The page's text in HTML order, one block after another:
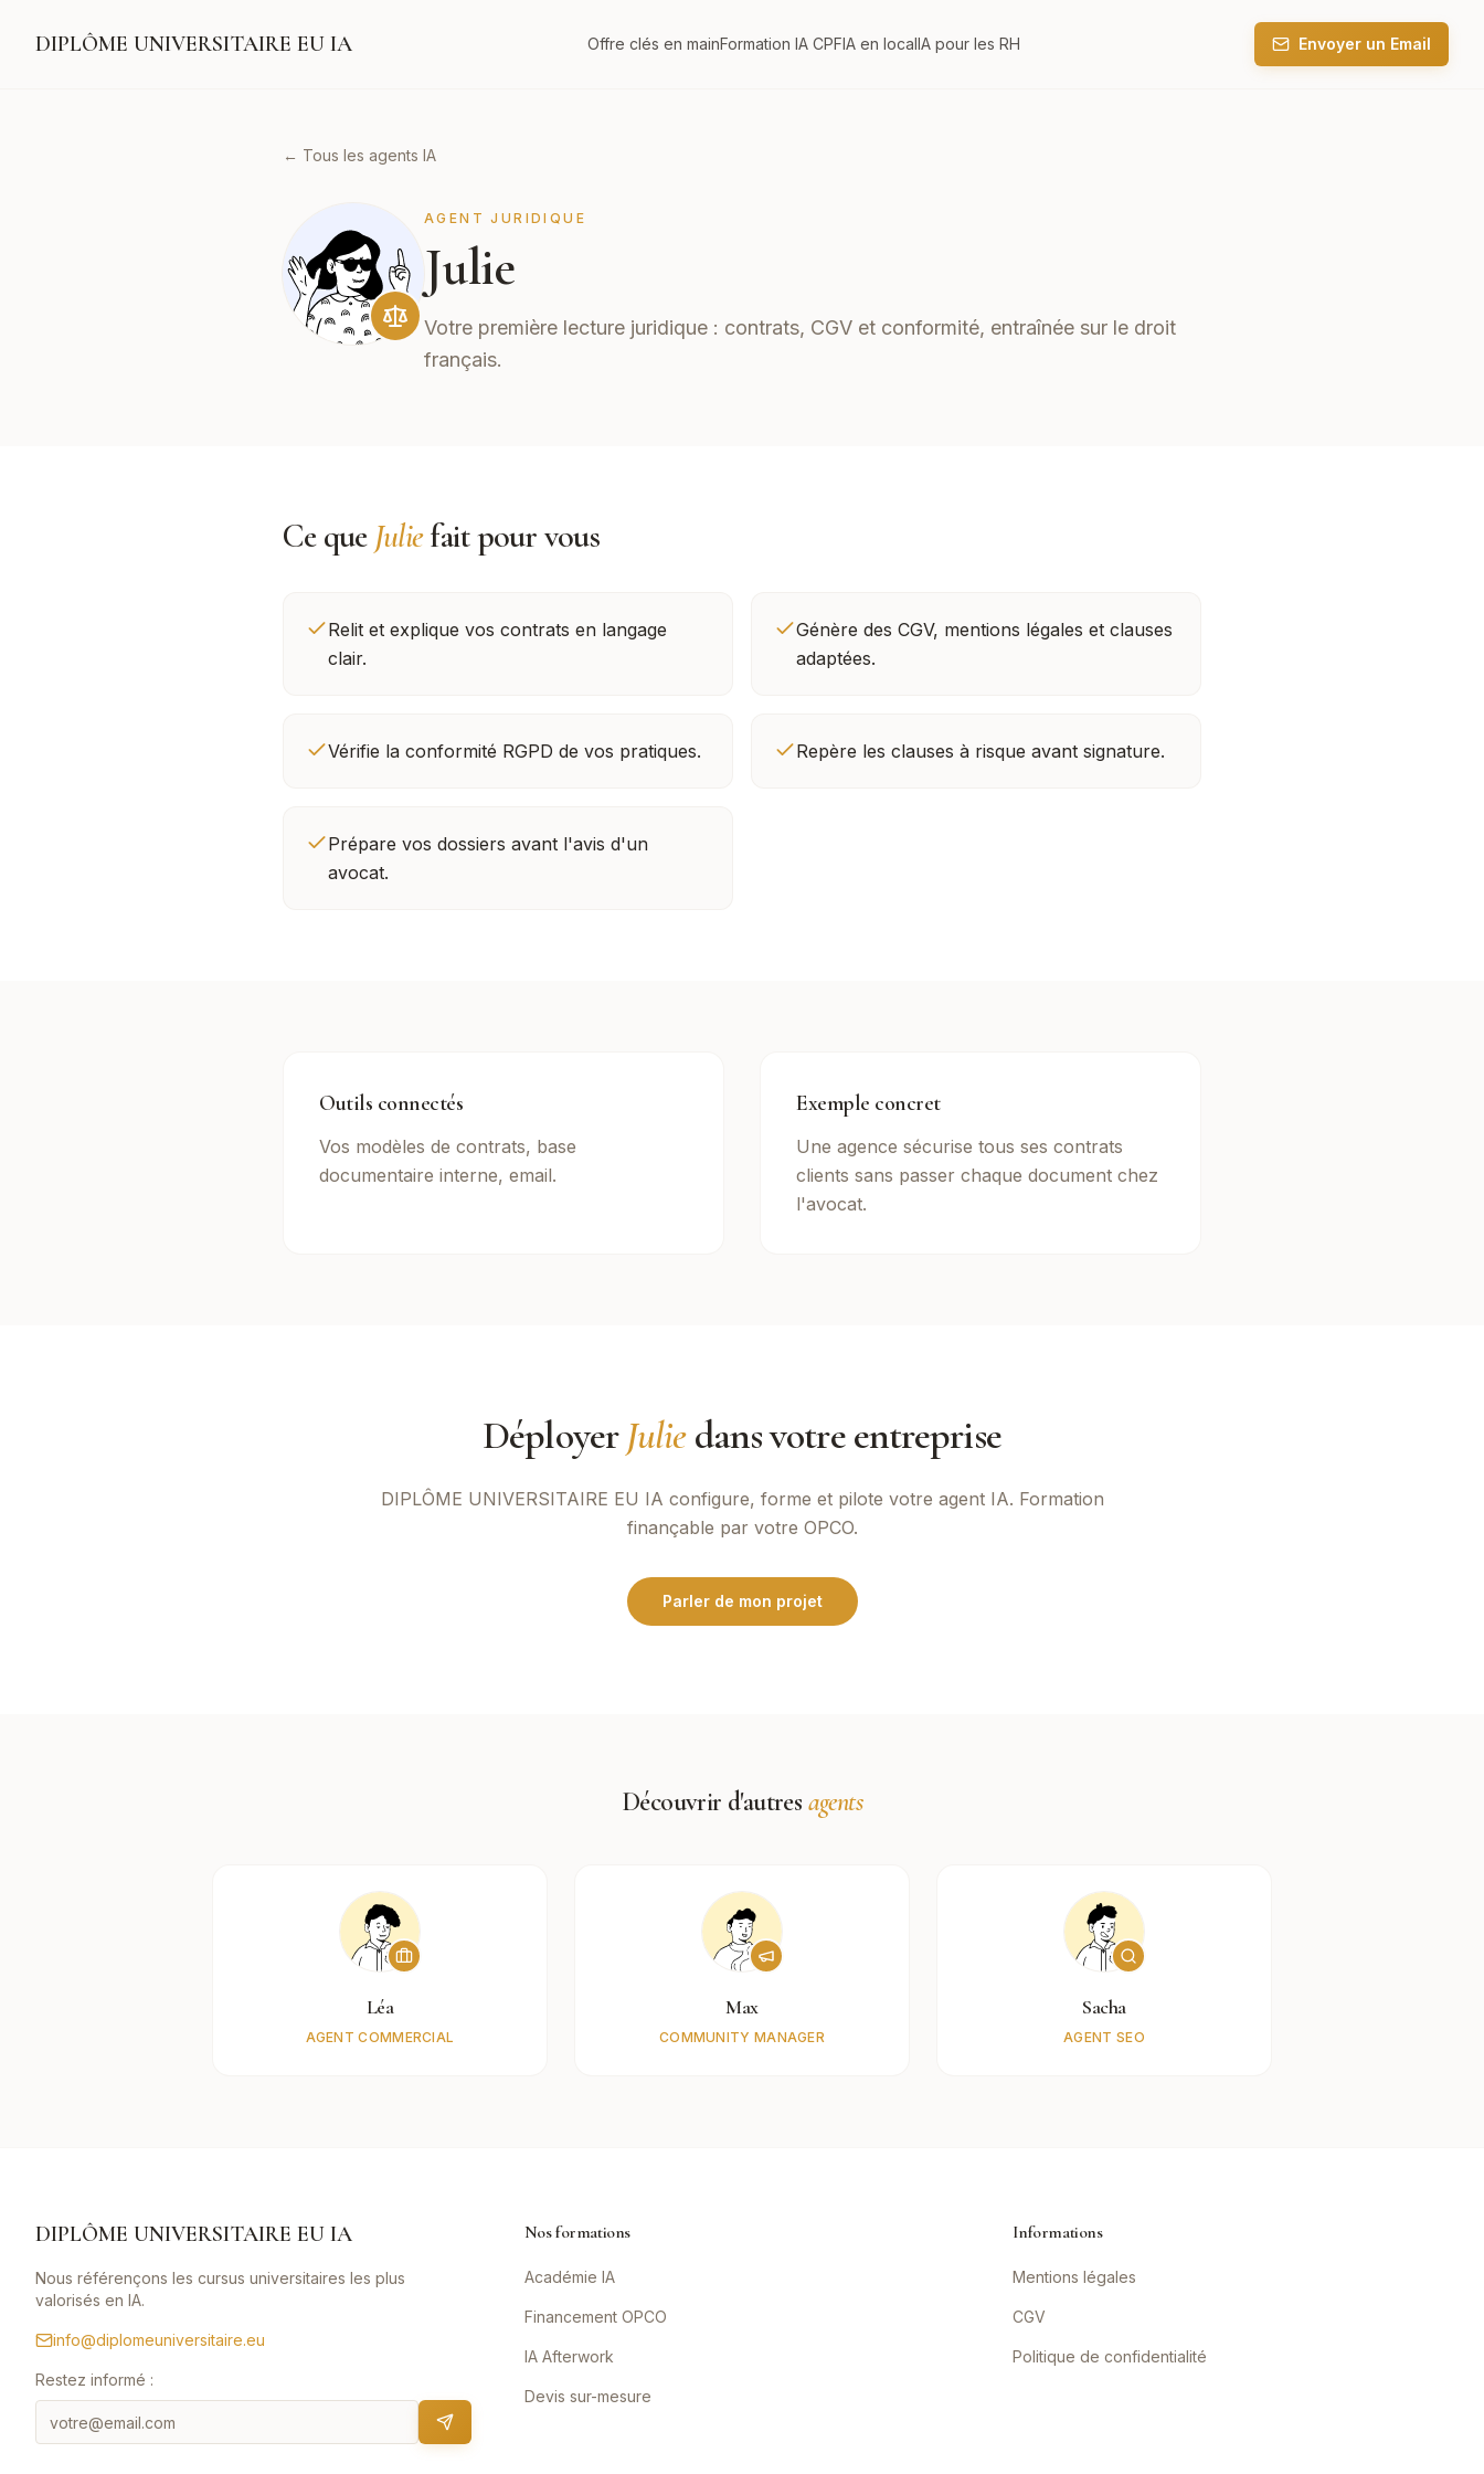
DIPLÔME UNIVERSITAIRE EU IA Offre clés en mainFormation IA CPFIA en localIA pour les RH Envoyer un Email
← Tous les agents IA
AGENT JURIDIQUE
Julie
Votre première lecture juridique : contrats, CGV et conformité, entraînée sur le droit
français.
Ce que Juliefait pour vous
Relit et explique vos contrats en langage
clair.
Génère des CGV, mentions légales et clauses
adaptées.
Vérifie la conformité RGPD de vos pratiques. Repère les clauses à risque avant signature.
Prépare vos dossiers avant l'avis d'un
avocat.
Outils connectés
Vos modèles de contrats, base
documentaire interne, email.
Exemple concret
Une agence sécurise tous ses contrats
clients sans passer chaque document chez
l'avocat.
DéployerJuliedans votre entreprise
DIPLÔME UNIVERSITAIRE EU IA configure, forme et pilote votre agent IA. Formation
finançable par votre OPCO.
Parler de mon projet
Découvrir d'autres agents
Léa
AGENT COMMERCIAL
Max
COMMUNITY MANAGER
Sacha
AGENT SEO
DIPLÔME UNIVERSITAIRE EU IA
Nous référençons les cursus universitaires les plus
valorisés en IA.
info@diplomeuniversitaire.eu
Restez informé :
Nos formations
Académie IA
Financement OPCO
IA Afterwork
Devis sur-mesure
Informations
Mentions légales
CGV
Politique de confidentialité